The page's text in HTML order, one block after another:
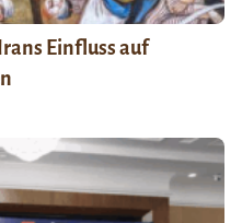
Einfluss auf